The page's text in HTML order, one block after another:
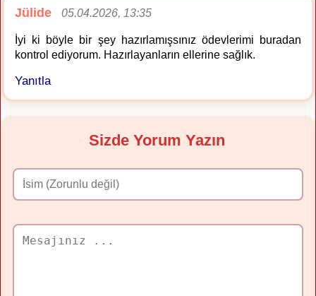
Jülide 05.04.2026, 13:35
İyi ki böyle bir şey hazırlamışsınız ödevlerimi buradan
kontrol ediyorum. Hazırlayanların ellerine sağlık.
Yanıtla
Sizde Yorum Yazın